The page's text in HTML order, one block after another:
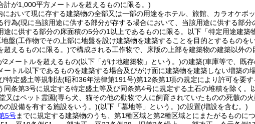
計が1,000平方メートルを超えるものに限る。)
において現に存する建築物の全部又は一部の用途をホテル、旅館、カラオケボ
行為(現に当該用途に供する部分が存する場合において、当該用途に供する部
途に供する部分の床面積の5分の1以上であるものに限る。以下「特定用途建築
盤(工作物でその上部に地盤を設け建築物を建築することを目的とするものを
超えるものに限る。)で構成される工作物で、床版の上部を建築物の建築以外
2メートルを超えるもの(以下「がけ地建築物」という。)の建築(車庫等で、既
ートル以下であるものを建築する場合及びがけ面に建築物を建築しない増築の
特定盛土等規制法(昭和36年法律第191号)第12条第1項の規定により許可を要
同条第3号に規定する特定盛土等及び同条第4号に規定する土石の堆積を除く。
又はペット霊園(専ら犬、猫その他の動物で人に飼育されていたものの死骸の
の設備を有する施設をいう。)(以下「墓地等」という。)の設置(増設を含む。)
5号までに規定する建築物のうち、第1種区域と第2種区域とにまたがるものに